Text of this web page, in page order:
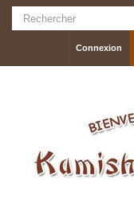
Connexion